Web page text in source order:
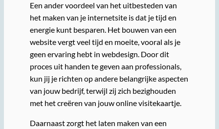
Een ander voordeel van het uitbesteden van
het maken van je internetsite is dat je tijd en
energie kunt besparen. Het bouwen van een
website vergt veel tijd en moeite, vooral als je
geen ervaring hebt in webdesign. Door dit
proces uit handen te geven aan professionals,
kun jij je richten op andere belangrijke aspecten
van jouw bedrijf, terwijl zij zich bezighouden
met het creëren van jouw online visitekaartje.
Daarnaast zorgt het laten maken van een